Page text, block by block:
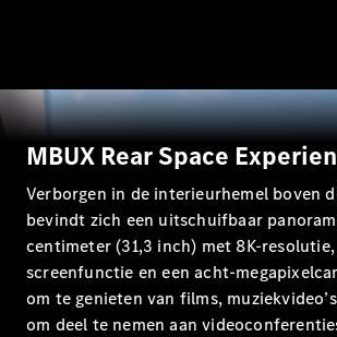
Maybach
GLS
Mercedes-
Maybach
GLS
Nieuw
G-Klasse
Terreinwagen
Elektrisch
G-Klasse
Terreinwagen
MBUX Rear Space
Verborgen in de interieurhemel boven
bevindt zich een uitschuifbaar
centimeter (31,3 inch) met 8K-
screenfunctie en een acht-
om te genieten van films,
om deel te nemen aan